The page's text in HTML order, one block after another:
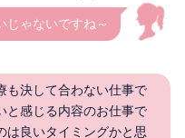
じゃないですね～
も決して合わない仕事で
と感じる内容のお仕事で
は良いタイミングかと思